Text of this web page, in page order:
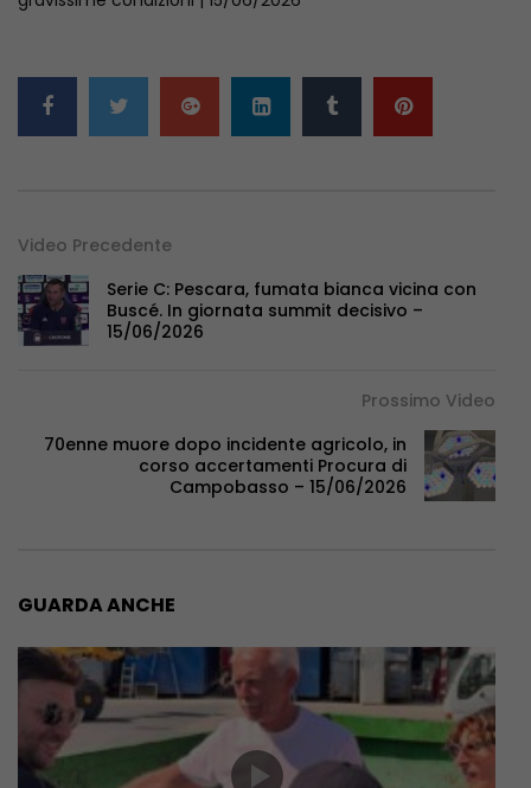
Video Precedente
Serie C: Pescara, fumata bianca vicina con
Buscé. In giornata summit decisivo –
15/06/2026
Prossimo Video
70enne muore dopo incidente agricolo, in
corso accertamenti Procura di
Campobasso – 15/06/2026
GUARDA ANCHE